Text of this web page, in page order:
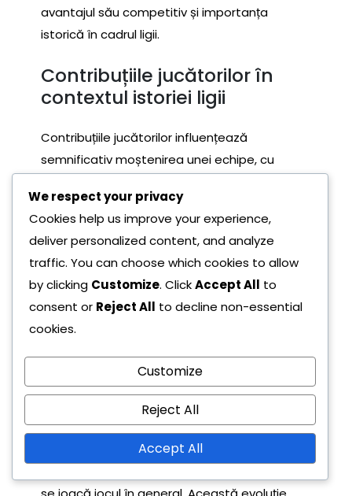
avantajul său competitiv și importanța
istorică în cadrul ligii.
Contribuțiile jucătorilor în
contextul istoriei ligii
Contribuțiile jucătorilor influențează
semnificativ moștenirea unei echipe, cu
cu identitatea francizei. Jucătorii cheie nu
doar că influențează jocurile, dar și
modelează cultura și etosul echipei.
Legendele francizei care au obținut distincții
personale, cum ar fi premiile MVP sau titlurile
de marcator, contribuie la narațiunea istorică
critice devin adesea aspecte definitorii ale
moștenirii echipei.
În plus, evoluția tacticii condusă de acești
jucători poate schimba stilul de joc și
We respect your privacy
Cookies help us improve your experience,
deliver personalized content, and analyze
traffic. You can choose which cookies to allow
by clicking Customize. ClickAccept All to
consent or Reject All to decline non-essential
cookies.
Customize
Reject All
Accept All